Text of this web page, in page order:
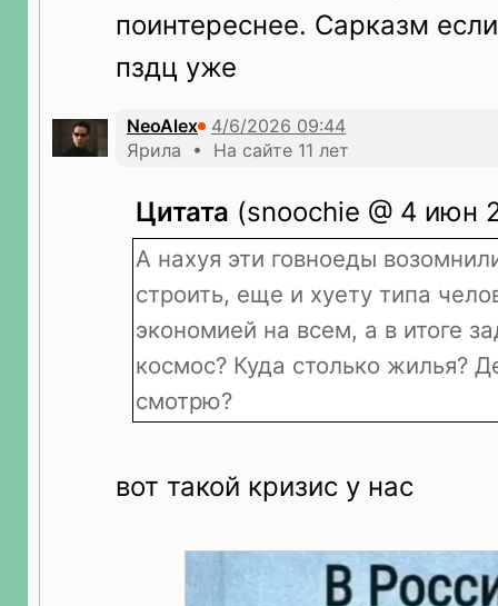
поинтереснее. Сарказм
пздц уже
NeoAlex
Ярила • На сайте 11 лет
Цитата (snoochie @ 4 июн
А нахуя эти говноеды
строить, еще и хуету типа
экономией на всем, а в итоге
космос? Куда столько жилья?
смотрю?
вот такой кризис у нас